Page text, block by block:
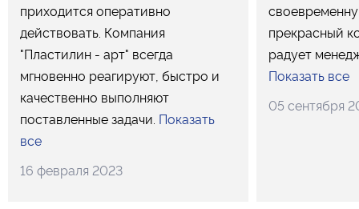
приходится оперативно
действовать. Компания
"Пластилин - арт" всегда
мгновенно реагируют, быстро и
качественно выполняют
поставленные задачи. Показать
все
16 февраля 2023
прекрасный
радует
Показать все
05 сентября